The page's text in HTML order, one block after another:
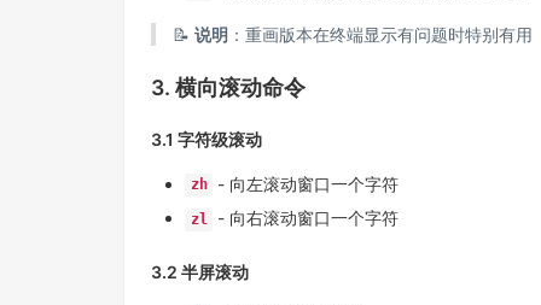
📝 说明 ：重画版本在终端显示有问题时特别有用
3. 横向滚动命令
3.1 字符级滚动
zh - 向左滚动窗口一个字符
zl - 向右滚动窗口一个字符
3.2 半屏滚动